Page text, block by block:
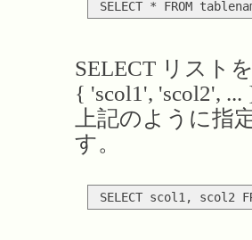
SELECT リスト
{ 'scol1', 'scol2', ...
上記のように指
す。